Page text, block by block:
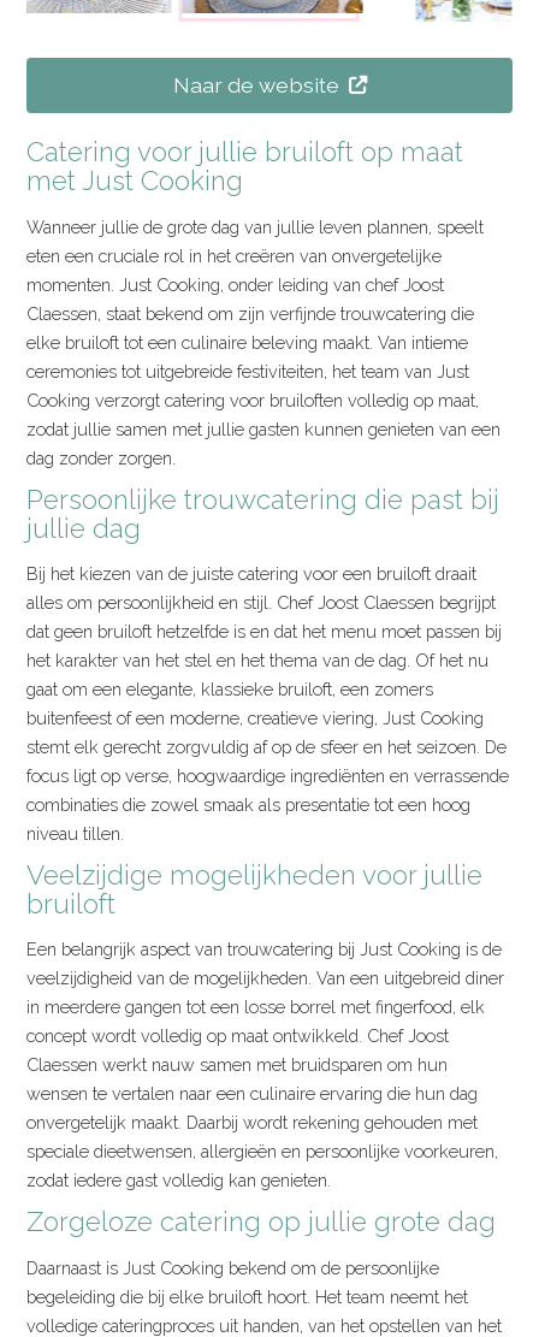
Naar de website
Catering voor jullie bruiloft op maat
met Just Cooking
Wanneer jullie de grote dag van jullie leven plannen, speelt
eten een cruciale rol in het creëren van onvergetelijke
momenten. Just Cooking, onder leiding van chef Joost
Claessen, staat bekend om zijn verfijnde trouwcatering die
elke bruiloft tot een culinaire beleving maakt. Van intieme
ceremonies tot uitgebreide festiviteiten, het team van Just
Cooking verzorgt catering voor bruiloften volledig op maat,
zodat jullie samen met jullie gasten kunnen genieten van een
dag zonder zorgen.
Persoonlijke trouwcatering die past bij
jullie dag
Bij het kiezen van de juiste catering voor een bruiloft draait
alles om persoonlijkheid en stijl. Chef Joost Claessen begrijpt
dat geen bruiloft hetzelfde is en dat het menu moet passen bij
het karakter van het stel en het thema van de dag. Of het nu
gaat om een elegante, klassieke bruiloft, een zomers
buitenfeest of een moderne, creatieve viering, Just Cooking
stemt elk gerecht zorgvuldig af op de sfeer en het seizoen. De
focus ligt op verse, hoogwaardige ingrediënten en verrassende
combinaties die zowel smaak als presentatie tot een hoog
niveau tillen.
Veelzijdige mogelijkheden voor jullie
bruiloft
Een belangrijk aspect van trouwcatering bij Just Cooking is de
veelzijdigheid van de mogelijkheden. Van een uitgebreid diner
in meerdere gangen tot een losse borrel met fingerfood, elk
concept wordt volledig op maat ontwikkeld. Chef Joost
Claessen werkt nauw samen met bruidsparen om hun
wensen te vertalen naar een culinaire ervaring die hun dag
onvergetelijk maakt. Daarbij wordt rekening gehouden met
speciale dieetwensen, allergieën en persoonlijke voorkeuren,
zodat iedere gast volledig kan genieten.
Zorgeloze catering op jullie grote dag
Daarnaast is Just Cooking bekend om de persoonlijke
begeleiding die bij elke bruiloft hoort. Het team neemt het
volledige cateringproces uit handen, van het opstellen van het